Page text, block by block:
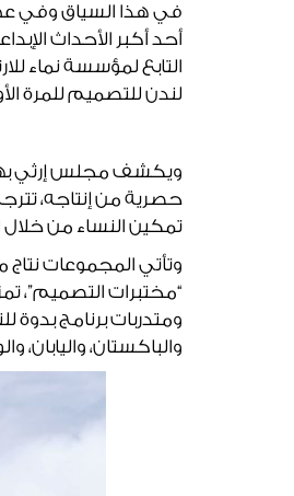
في هذا السياق وفي
أحد أكبر الأحداث
التابع لمؤسسة نماء
لندن للتصميم للمرة الأولى في
حصرية من إنتاجه،
تمكين النساء من خلال
وتأتي المجموعات
“مختبرات التصميم”،
ومتدربات برنامج بدوة
والباكستان، واليابان،